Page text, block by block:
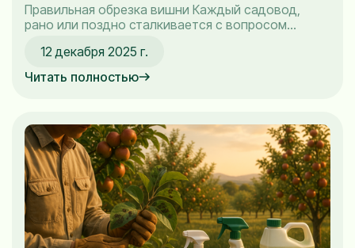
Правильная обрезка вишни Каждый садовод,
рано или поздно сталкивается с вопросом
начале своей садоводческой карьеры я взялся за
обрезку совершенно без подготовки, и это
обернулось для меня настоящей катастрофой.
временем...
12 декабря 2025 г.
Читать полностью